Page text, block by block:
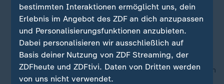
nach oben
bestimmten Interaktionen ermöglicht uns, dein
Erlebnis im Angebot des ZDF an dich anzupassen
und Personalisierungsfunktionen anzubieten.
Dabei personalisieren wir ausschließlich auf
Basis deiner Nutzung von ZDF Streaming, der
ZDFheute und ZDFtivi. Daten von Dritten werden
von uns nicht verwendet.